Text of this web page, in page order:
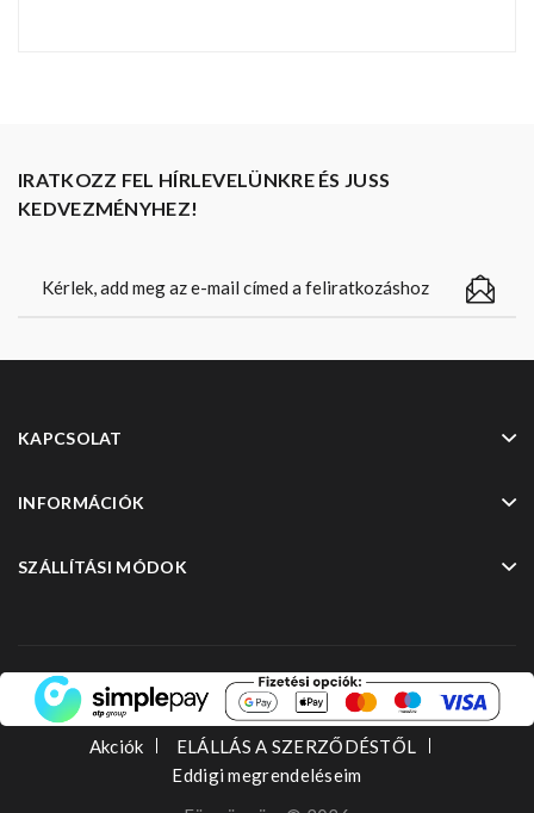
IRATKOZZ FEL HÍRLEVELÜNKRE ÉS JUSS
KEDVEZMÉNYHEZ!
KAPCSOLAT
INFORMÁCIÓK
SZÁLLÍTÁSI MÓDOK
Akciók
ELÁLLÁS A SZERZŐDÉSTŐL
Eddigi megrendeléseim